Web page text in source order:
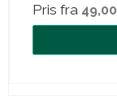
Pris fra